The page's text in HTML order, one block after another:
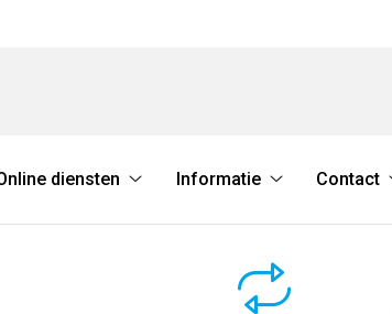
diensten
diensten
Informatie
submenu
Contact